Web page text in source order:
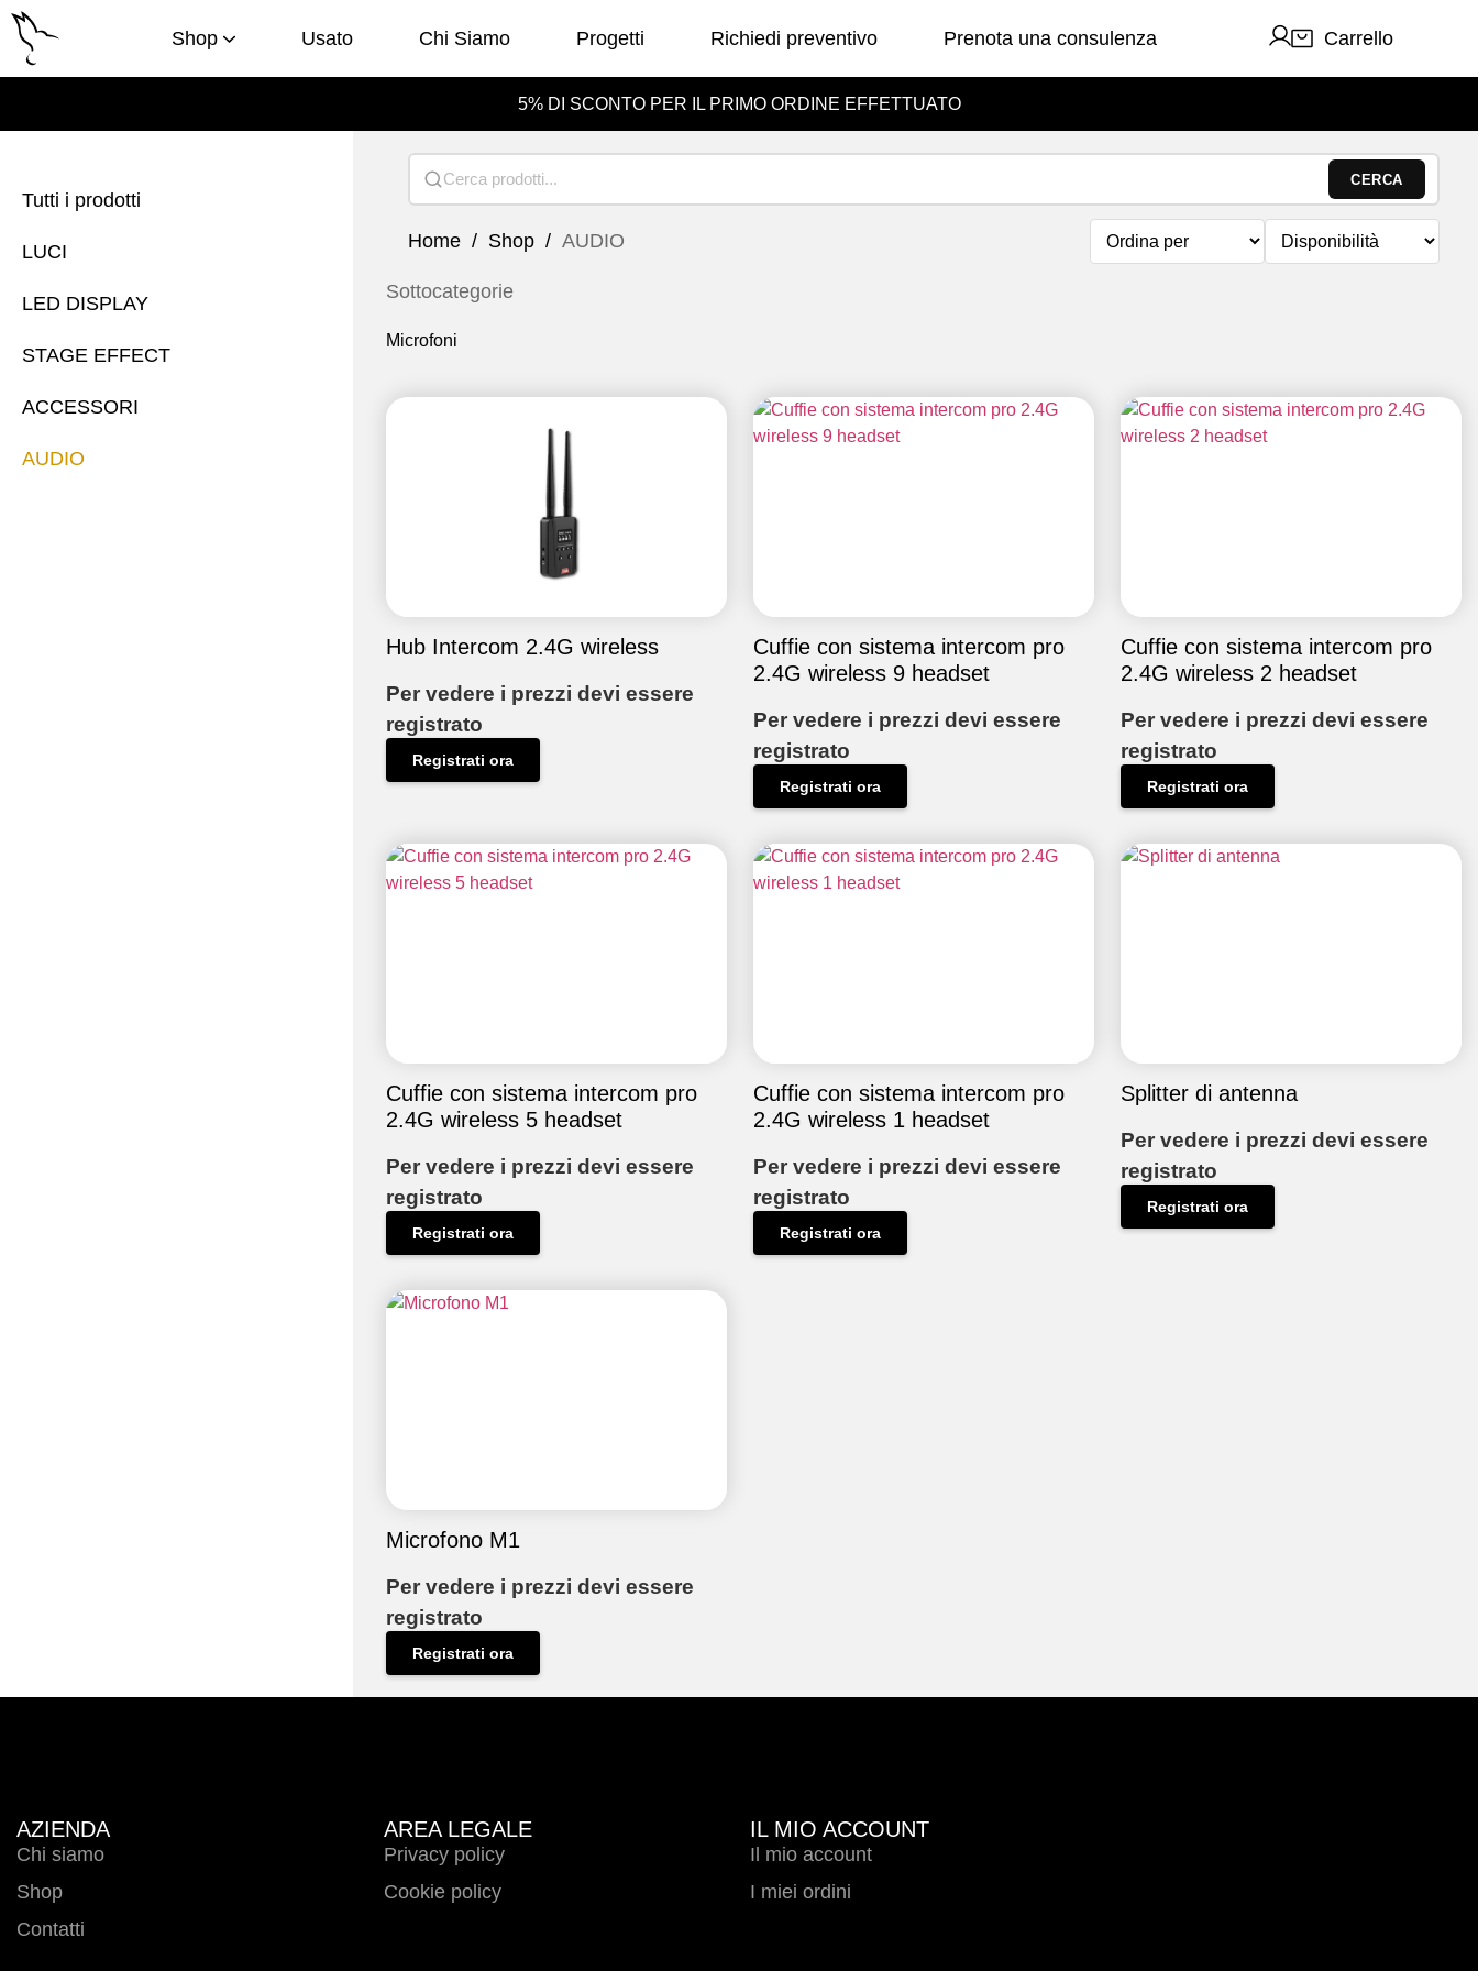
Shop Usato Chi Siamo Progetti Richiedi preventivo Prenota una consulenza Carrello
5% DI SCONTO PER IL PRIMO ORDINE EFFETTUATO
Tutti i prodotti
LUCI
LED DISPLAY
STAGE EFFECT
ACCESSORI
AUDIO
CERCA
Home Shop AUDIO
Sottocategorie
Microfoni
Hub Intercom 2.4G wireless
Per vedere i prezzi devi essere
registrato
Registrati ora
Cuffie con sistema intercom pro
2.4G wireless 9 headset
Per vedere i prezzi devi essere
registrato
Registrati ora
Cuffie con sistema intercom pro
2.4G wireless 2 headset
Per vedere i prezzi devi essere
registrato
Registrati ora
Cuffie con sistema intercom pro
2.4G wireless 5 headset
Per vedere i prezzi devi essere
registrato
Registrati ora
Cuffie con sistema intercom pro
2.4G wireless 1 headset
Per vedere i prezzi devi essere
registrato
Registrati ora
Splitter di antenna
Per vedere i prezzi devi essere
registrato
Registrati ora
Microfono M1
Per vedere i prezzi devi essere
registrato
Registrati ora
AZIENDA
Chi siamo
Shop
Contatti
AREA LEGALE
Privacy policy
Cookie policy
IL MIO ACCOUNT
Il mio account
I miei ordini